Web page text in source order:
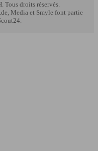
Tous droits réservés.
Media et Smyle font partie